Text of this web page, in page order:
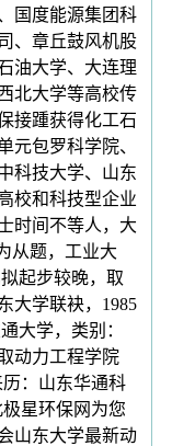
国度能源集团科
、章丘鼓风机股
油大学、大连理
北大学等高校传
接踵获得化工石
元包罗科学院、
科技大学、山东
校和科技型企业
时间不等人，大
从题，工业大
起步较晚，取
大学联袂，1985
大学，类别：
动力工程学院
历：山东华通科
极星环保网为您
山东大学最新动